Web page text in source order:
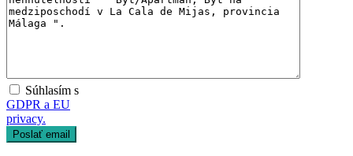
Súhlasím s
GDPR a EU
privacy.